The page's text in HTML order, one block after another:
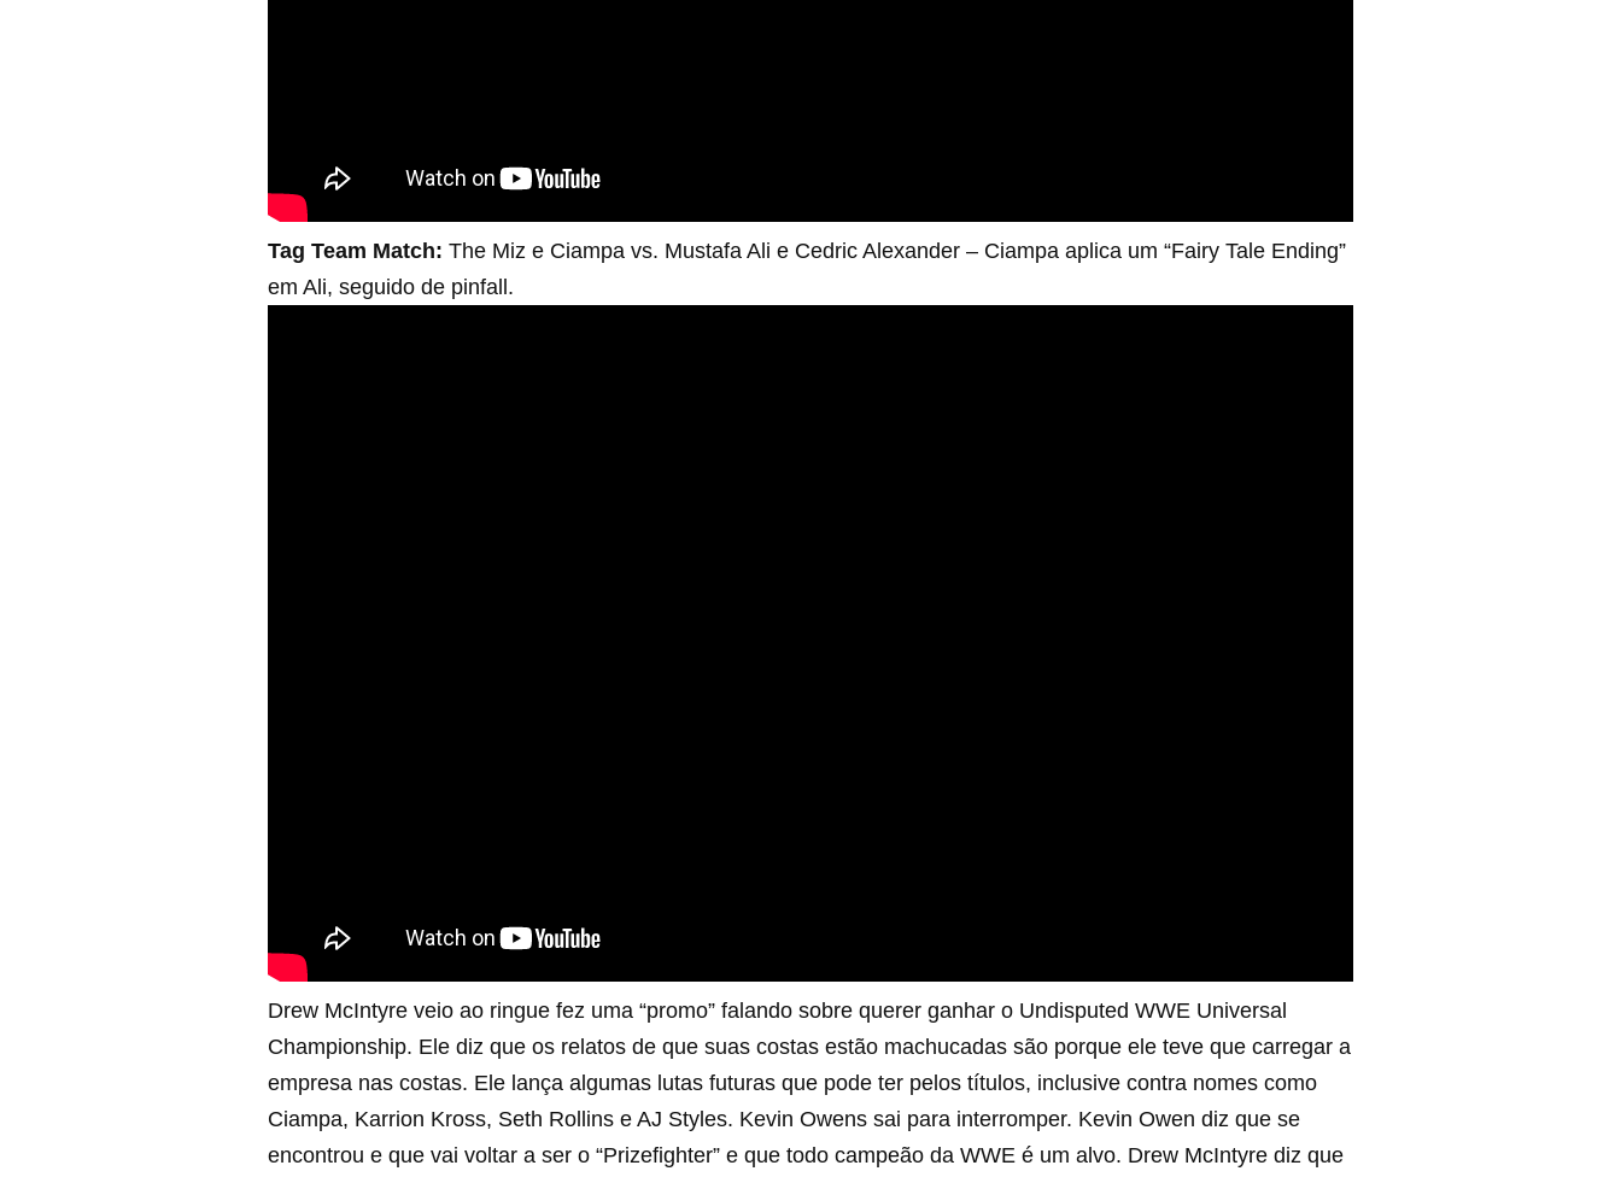
Tag Team Match: The Miz e Ciampa vs. Mustafa Ali e Cedric Alexander – Ciampa aplica um “Fairy Tale Ending”
em Ali, seguido de pinfall.
Drew McIntyre veio ao ringue fez uma “promo” falando sobre querer ganhar o Undisputed WWE Universal
Championship. Ele diz que os relatos de que suas costas estão machucadas são porque ele teve que carregar a
empresa nas costas. Ele lança algumas lutas futuras que pode ter pelos títulos, inclusive contra nomes como
Ciampa, Karrion Kross, Seth Rollins e AJ Styles. Kevin Owens sai para interromper. Kevin Owen diz que se
encontrou e que vai voltar a ser o “Prizefighter” e que todo campeão da WWE é um alvo. Drew McIntyre diz que